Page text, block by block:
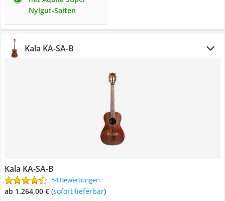
Nylgut-Saiten
Kala ‎KA-SA-B
Kala ‎KA-SA-B
54 Bewertungen
ab 1.264,00 € ( Sofort lieferbar)